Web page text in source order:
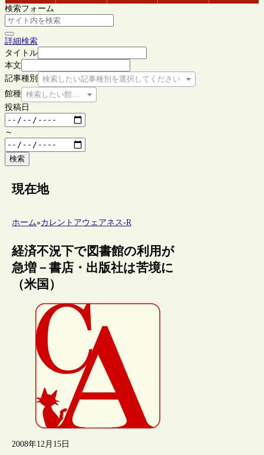
検索フォーム
詳細検索
タイトル
本文
記事種別
検索したい記事種別を選択してください
館種 検索したい館種を選択してください
投稿日
～
検索
現在地
ホーム»カレントアウェアネス-R
経済不況下で図書館の利用が
急増－書店・出版社は苦境に
（米国）
2008年12月15日